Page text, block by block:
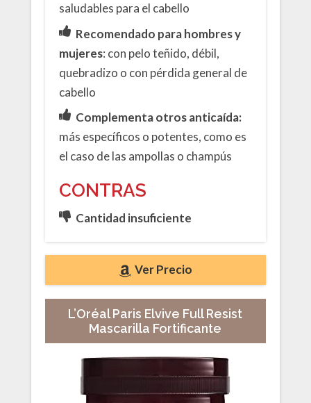
saludables para el cabello
Recomendado para hombres y
mujeres: con pelo teñido, débil,
quebradizo o con pérdida general de
cabello
Complementa otros anticaída:
más específicos o potentes, como es
el caso de las ampollas o champús
CONTRAS
Cantidad insuficiente
Ver Precio
L’Oréal Paris Elvive Full Resist
Mascarilla Fortificante